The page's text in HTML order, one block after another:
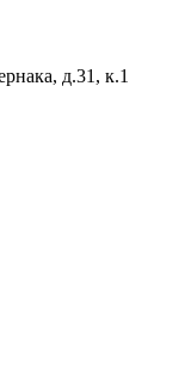
д.31, к.1